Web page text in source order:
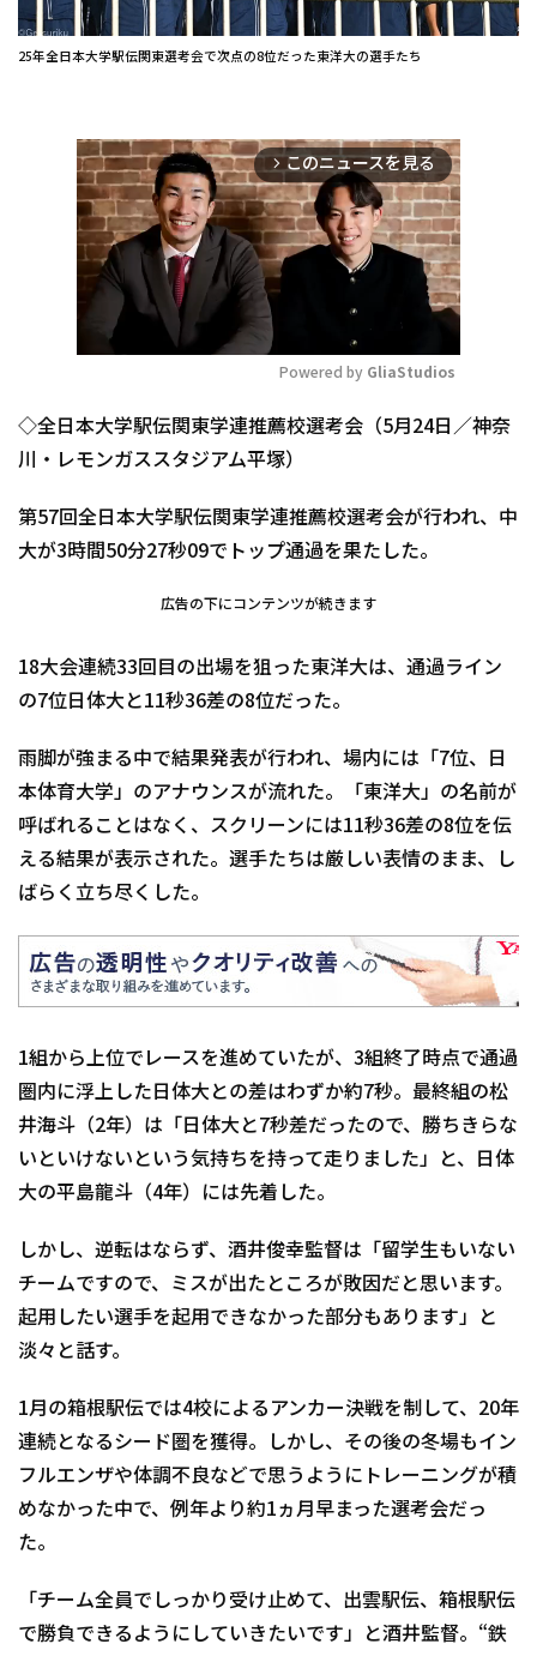
25年全日本大学駅伝関東選考会で次点の8位だった東洋大の選手たち
arrow_forward_ios このニュースを見る
Mute
Powered by GliaStudios
◇全日本大学駅伝関東学連推薦校選考会（5月24日／神奈
川・レモンガススタジアム平塚）
第57回全日本大学駅伝関東学連推薦校選考会が行われ、中
大が3時間50分27秒09でトップ通過を果たした。
広告の下にコンテンツが続きます
18大会連続33回目の出場を狙った東洋大は、通過ライン
の7位日体大と11秒36差の8位だった。
雨脚が強まる中で結果発表が行われ、場内には「7位、日
本体育大学」のアナウンスが流れた。「東洋大」の名前が
呼ばれることはなく、スクリーンには11秒36差の8位を伝
える結果が表示された。選手たちは厳しい表情のまま、し
ばらく立ち尽くした。
1組から上位でレースを進めていたが、3組終了時点で通過
圏内に浮上した日体大との差はわずか約7秒。最終組の松
井海斗（2年）は「日体大と7秒差だったので、勝ちきらな
いといけないという気持ちを持って走りました」と、日体
大の平島龍斗（4年）には先着した。
しかし、逆転はならず、酒井俊幸監督は「留学生もいない
チームですので、ミスが出たところが敗因だと思います。
起用したい選手を起用できなかった部分もあります」と
淡々と話す。
1月の箱根駅伝では4校によるアンカー決戦を制して、20年
連続となるシード圏を獲得。しかし、その後の冬場もイン
フルエンザや体調不良などで思うようにトレーニングが積
めなかった中で、例年より約1ヵ月早まった選考会だっ
た。
「チーム全員でしっかり受け止めて、出雲駅伝、箱根駅伝
で勝負できるようにしていきたいです」と酒井監督。“鉄